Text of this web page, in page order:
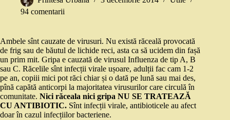
94 comentarii
Ambele sînt cauzate de virusuri. Nu există răceală provocată
de frig sau de băutul de lichide reci, asta ca să ucidem din fașă
un prim mit. Gripa e cauzată de virusul Influenza de tip A, B
sau C. Răcelile sînt infecții virale ușoare, adulții fac cam 1-2
pe an, copiii mici pot răci chiar și o dată pe lună sau mai des,
pînă capătă anticorpi la majoritatea virusurilor care circulă în
comunitate. Nici răceala nici gripa NU SE TRATEAZĂ
CU ANTIBIOTIC. Sînt infecții virale, antibioticele au afect
doar în cazul infecțiilor bacteriene.